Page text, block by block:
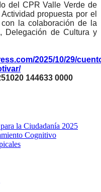
del CPR Valle Verde de
propuesta por el
la colaboración de la
Delegación de Cultura y
2025/10/29/
la Ciudadanía 2025
Cognitivo